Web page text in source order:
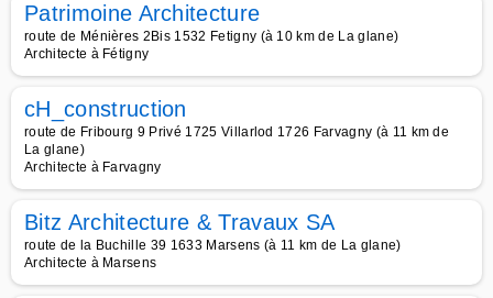
Patrimoine Architecture
route de Ménières 2Bis 1532 Fetigny (à 10 km de La glane)
Architecte à Fétigny
cH_construction
route de Fribourg 9 Privé 1725 Villarlod 1726 Farvagny (à 11 km de
La glane)
Architecte à Farvagny
Bitz Architecture & Travaux SA
route de la Buchille 39 1633 Marsens (à 11 km de La glane)
Architecte à Marsens